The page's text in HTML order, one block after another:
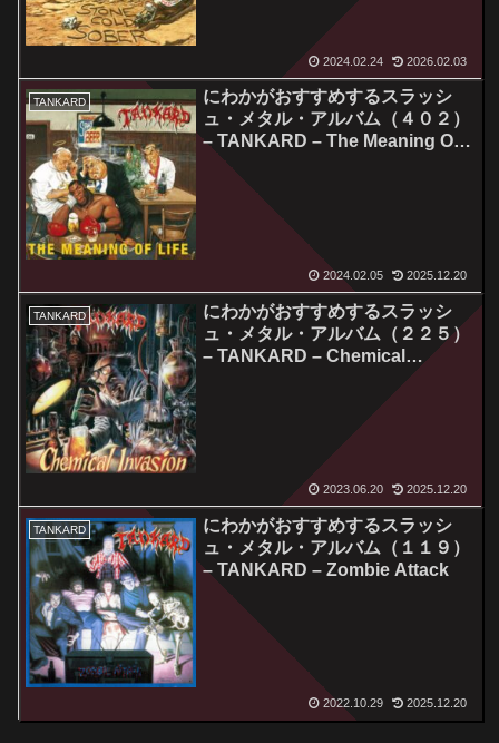
2024.02.24 2026.02.03
TANKARD
にわかがおすすめするスラッシ
ュ・メタル・アルバム（４０２）
– TANKARD – The Meaning Of
Life / Alien
2024.02.05 2025.12.20
TANKARD
にわかがおすすめするスラッシ
ュ・メタル・アルバム（２２５）
– TANKARD – Chemical
Invasion / The Morning After
2023.06.20 2025.12.20
TANKARD
にわかがおすすめするスラッシ
ュ・メタル・アルバム（１１９）
– TANKARD – Zombie Attack
2022.10.29 2025.12.20